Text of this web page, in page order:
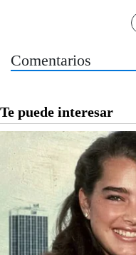
Comentarios